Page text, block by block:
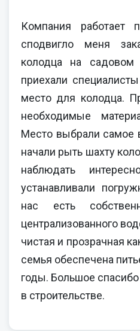
Компания работает
сподвигло меня
колодца на
приехали
место для колодца.
необходимые
Место выбрали самое
начали рыть шахту
наблюдать
устанавливали
нас есть
централизованного
чистая и прозрачная
семья обеспечена
годы. Большое
в строительстве.